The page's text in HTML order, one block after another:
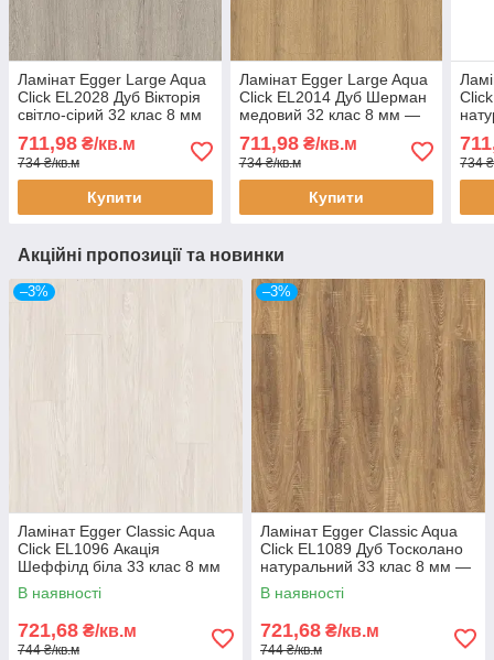
Ламінат Egger Large Aqua
Click EL2028 Дуб Вікторія
світло-сірий 32 клас 8 мм
— вологостійкий 24
години, широка дошка, з
фаскою
711,98 ₴/кв.м
734 ₴/кв.м
Купити
Ламінат Egger Large Aqua
Click EL2014 Дуб Шерман
медовий 32 клас 8 мм —
вологостійкий ламінат 24
години, широка дошка,
фаска 4V
711,98₴/кв.м
734 ₴/кв.м
Купити
—
734
Акційні пропозиції та новинки
–3%
Ламінат Egger Classic Aqua
Click EL1096 Акація
Шеффілд біла 33 клас 8 мм
— вологостійкий ламінат 24
години, фаска 4V
В наявності
721,68 ₴/кв.м
744 ₴/кв.м
–3%
Ламінат Egger Classic Aqua
Click EL1089 Дуб Тосколано
натуральний 33 клас 8 мм —
вологостійкий ламінат 24
години, фаска 4V
В наявності
721,68 ₴/кв.м
744 ₴/кв.м